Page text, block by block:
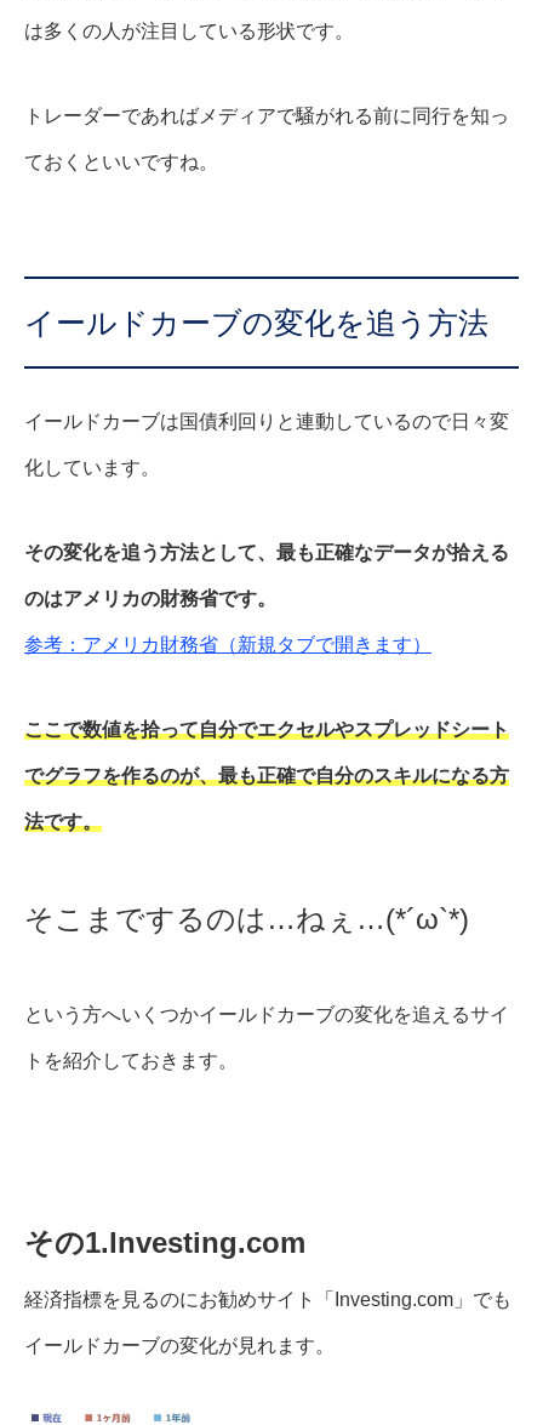
は多くの人が注目している形状です。
トレーダーであればメディアで騒がれる前に同行を知っ
ておくといいですね。
イールドカーブの変化を追う方法
イールドカーブは国債利回りと連動しているので日々変
化しています。
その変化を追う方法として、最も正確なデータが拾える
のはアメリカの財務省です。
参考：アメリカ財務省（新規タブで開きます）
ここで数値を拾って自分でエクセルやスプレッドシート
でグラフを作るのが、最も正確で自分のスキルになる方
法です。
そこまでするのは…ねぇ…(*´ω`*)
という方へいくつかイールドカーブの変化を追えるサイ
トを紹介しておきます。
その1.Investing.com
経済指標を見るのにお勧めサイト「Investing.com」でも
イールドカーブの変化が見れます。